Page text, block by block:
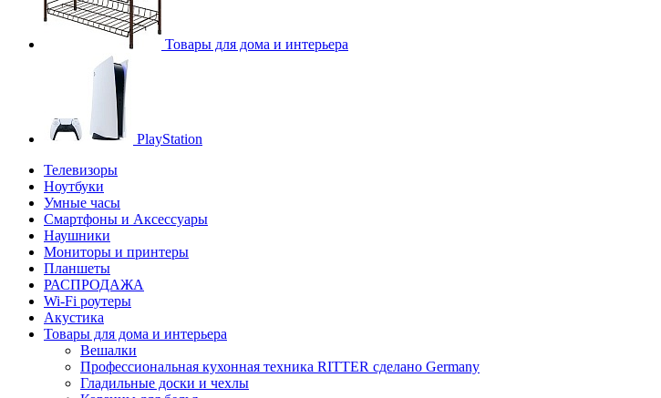
Товары для дома и интерьера
PlayStation
Телевизоры
Ноутбуки
Умные часы
Смартфоны и Аксессуары
Наушники
Мониторы и принтеры
Планшеты
РАСПРОДАЖА
Wi-Fi роутеры
Акустика
Товары для дома и интерьера
Вешалки
Профессиональная кухонная техника RITTER сделано Germany
Гладильные доски и чехлы